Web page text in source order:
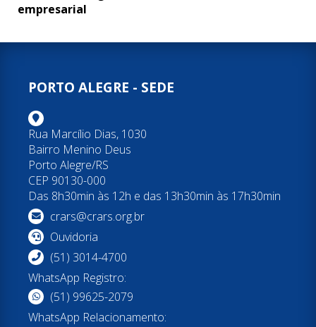
empresarial
PORTO ALEGRE - SEDE
Rua Marcílio Dias, 1030
Bairro Menino Deus
Porto Alegre/RS
CEP 90130-000
Das 8h30min às 12h e das 13h30min às 17h30min
crars@crars.org.br
Ouvidoria
(51) 3014-4700
WhatsApp Registro:
(51) 99625-2079
WhatsApp Relacionamento: